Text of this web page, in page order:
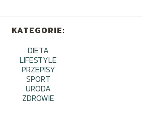
KATEGORIE:
DIETA
LIFESTYLE
PRZEPISY
SPORT
URODA
ZDROWIE